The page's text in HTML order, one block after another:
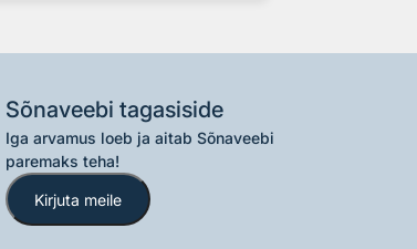
Sõnaveebi tagasiside
Iga arvamus loeb ja aitab Sõnaveebi
paremaks teha!
Kirjuta meile